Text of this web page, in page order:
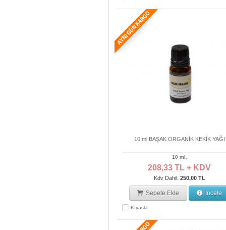
10 ml.BAŞAK ORGANİK KEKİK YAĞI
10 ml.
208,33 TL + KDV
Kdv Dahil: 250,00 TL
Sepete Ekle İncele
Kıyasla